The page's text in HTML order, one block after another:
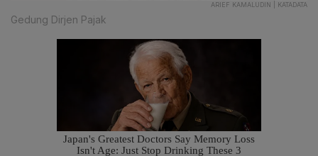
ARIEF KAMALUDIN | KATADATA
Gedung Dirjen Pajak